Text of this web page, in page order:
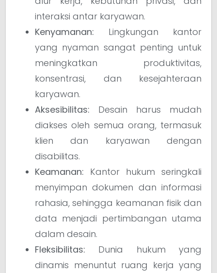
interaksi antar karyawan.
Kenyamanan: Lingkungan kantor
yang nyaman sangat penting untuk
meningkatkan produktivitas,
konsentrasi, dan kesejahteraan
karyawan.
Aksesibilitas: Desain harus mudah
diakses oleh semua orang, termasuk
klien dan karyawan dengan
disabilitas.
Keamanan: Kantor hukum seringkali
menyimpan dokumen dan informasi
rahasia, sehingga keamanan fisik dan
data menjadi pertimbangan utama
dalam desain.
Fleksibilitas: Dunia hukum yang
dinamis menuntut ruang kerja yang